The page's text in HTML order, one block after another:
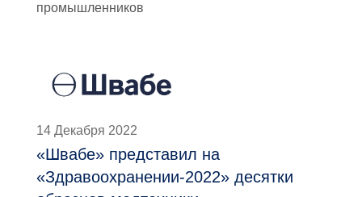
промышленников
14 Декабря 2022
«Швабе» представил на
«Здравоохранении-2022» десятки